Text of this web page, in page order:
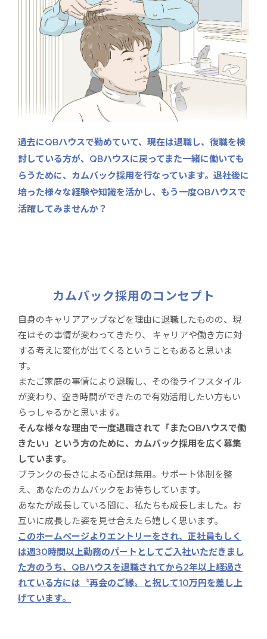
過去にQBハウスで勤めていて、現在は退職し、復職を検
討している方が、 QBハウスに戻ってまた一緒に働いても
らうために、 カムバック採用を行なっています。退社後に
培った様々な経験や知識を活かし、 もう一度QBハウスで
活躍してみませんか？
カムバック採用のコンセプト
自身のキャリアアップなどを理由に退職したものの、現
在はその事情が変わってきたり、 キャリアや働き方に対
する考えに変化が出てくるということもあると思いま
す。
またご家庭の事情により退職し、その後ライフスタイル
が変わり、空き時間ができたので有効活用したい方もい
らっしゃるかと思います。
そんな様々な理由で一度退職されて「またQBハウスで働
きたい」という方のために、カムバック採用を広く募集
しています。
ブランクの長さによる心配は無用。サポート体制を整
え、あなたのカムバックをお待ちしています。
あなたが成長している間に、私たちも成長しました。お
互いに成長した姿を見せ合えたら嬉しく思います。
このホームページよりエントリーをされ、正社員もしく
は週30時間以上勤務のパートとしてご入社いただきまし
た方のうち、QBハウスを退職されてから2年以上経過さ
れている方には〝再会のご縁〟と祝して10万円を差し上
げています。